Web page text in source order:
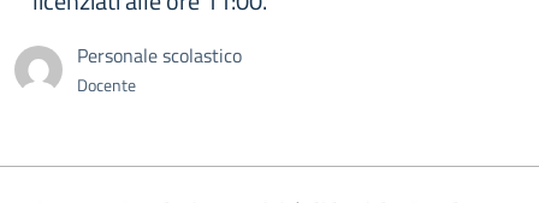
Personale scolastico
Docente